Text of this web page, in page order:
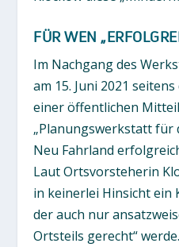
FÜR WEN
Im Nachgang des
am 15. Juni 2021
einer öffentlichen
„Planungswerkstatt für
Neu Fahrland
Laut Ortsvorsteherin
in keinerlei Hinsicht ein
der auch nur
Ortsteils gerecht“